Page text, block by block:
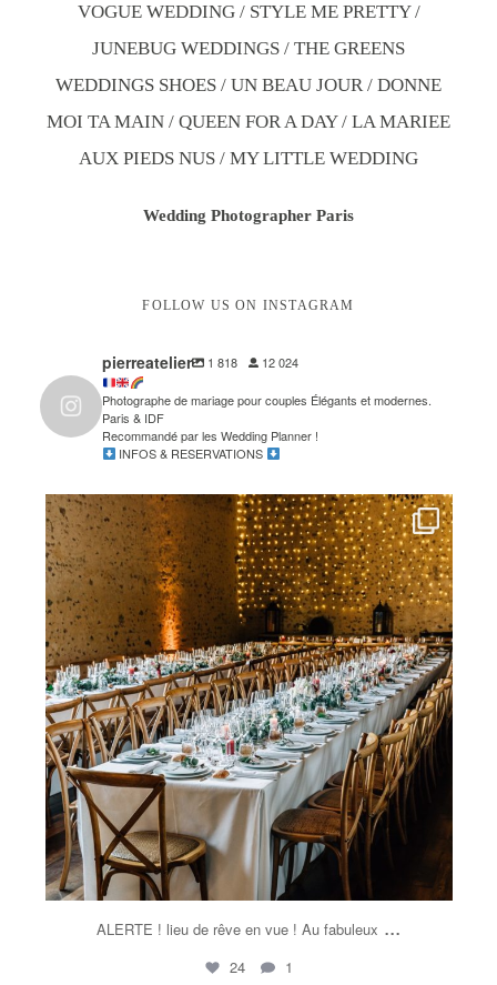
VOGUE WEDDING / STYLE ME PRETTY /
JUNEBUG WEDDINGS / THE GREENS
WEDDINGS SHOES / UN BEAU JOUR / DONNE
MOI TA MAIN / QUEEN FOR A DAY / LA MARIEE
AUX PIEDS NUS / MY LITTLE WEDDING
Wedding Photographer Paris
FOLLOW US ON INSTAGRAM
pierreatelier 1 818 12 024
Photographe de mariage pour couples Élégants et modernes.
Paris & IDF
Recommandé par les Wedding Planner !
INFOS & RESERVATIONS
ALERTE ! lieu de rêve en vue ! Au fabuleux ...
24 1